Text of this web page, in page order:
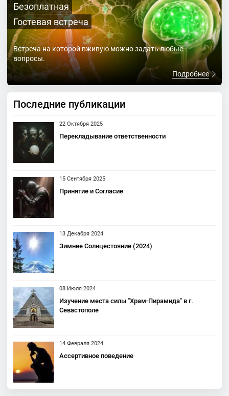
Безоплатная
Гостевая встреча
Встреча на которой вживую можно задать любые
вопросы.
Подробнее
Последние публикации
22 Октября 2025
Перекладывание ответственности
15 Сентября 2025
Принятие и Согласие
13 Декабря 2024
Зимнее Солнцестояние (2024)
08 Июля 2024
Изучение места силы "Храм-Пирамида" в г.
Севастополе
14 Февраля 2024
Ассертивное поведение